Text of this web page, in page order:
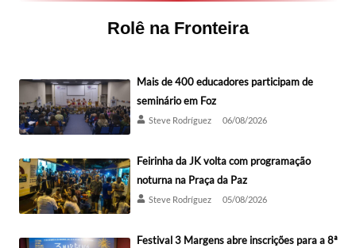
Rolê na Fronteira
Mais de 400 educadores participam de
seminário em Foz
Steve Rodríguez 06/08/2026
Feirinha da JK volta com programação
noturna na Praça da Paz
Steve Rodríguez 05/08/2026
Festival 3 Margens abre inscrições para a 8ª